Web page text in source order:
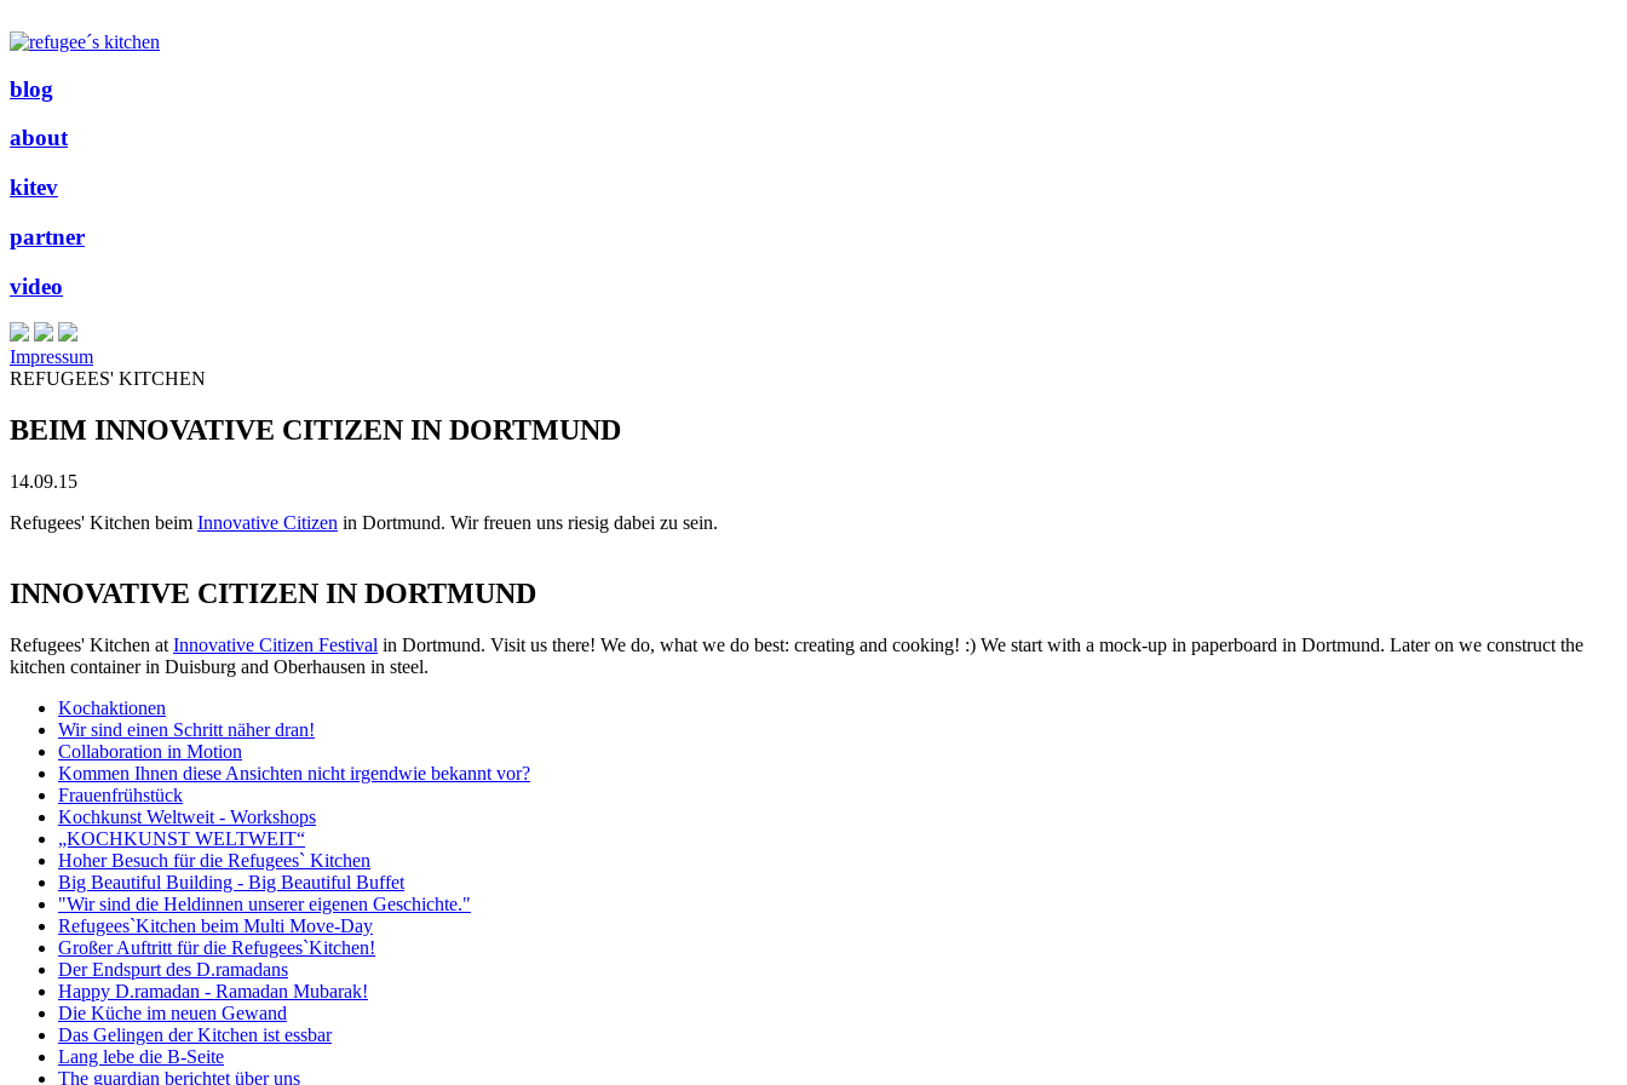
blog
about
kitev
partner
video
Impressum
REFUGEES' KITCHEN
BEIM INNOVATIVE CITIZEN IN DORTMUND
14.09.15
Refugees' Kitchen beim Innovative Citizen in Dortmund. Wir freuen uns riesig dabei zu sein.
INNOVATIVE CITIZEN IN DORTMUND
Refugees' Kitchen at Innovative Citizen Festival in Dortmund. Visit us there! We do, what we do best: creating and cooking! :) We start with a mock-up in paperboard in Dortmund. Later on we construct the
kitchen container in Duisburg and Oberhausen in steel.
Kochaktionen
Wir sind einen Schritt näher dran!
Collaboration in Motion
Kommen Ihnen diese Ansichten nicht irgendwie bekannt vor?
Frauenfrühstück
Kochkunst Weltweit - Workshops
„KOCHKUNST WELTWEIT“
Hoher Besuch für die Refugees` Kitchen
Big Beautiful Building - Big Beautiful Buffet
"Wir sind die Heldinnen unserer eigenen Geschichte."
Refugees`Kitchen beim Multi Move-Day
Großer Auftritt für die Refugees`Kitchen!
Der Endspurt des D.ramadans
Happy D.ramadan - Ramadan Mubarak!
Die Küche im neuen Gewand
Das Gelingen der Kitchen ist essbar
Lang lebe die B-Seite
The guardian berichtet über uns